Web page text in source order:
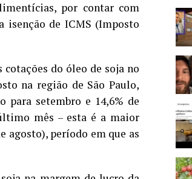
por contar com
isenção de ICMS (Imposto
do óleo de soja no
na região de São Paulo,
para setembro e 14,6% de
mês – esta é a maior
agosto), período em que as